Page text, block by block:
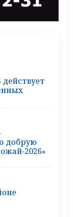
добрую